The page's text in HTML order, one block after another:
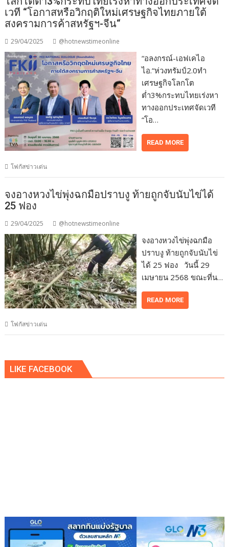
เวที “โอกาสหรือวิกฤติใหม่เศรษฐกิจไทยภายใต้
สงครามการค้าสหรัฐฯ-จีน“
29/04/2025 @hotnewstimeonline
“อลงกรณ์-เอฟเคไอ
ไอ.“ห่วงทรัมป์2.0ทำ
เศรษฐกิจโลกโต
ต่ำ3%กระทบไทยเร่งหา
ทางออกประเทศจัดเวที
“โอ…
READ MORE
โฟกัสข่าวเด่น
จงอางหวงไข่พุ่งฉกมือปราบงู ท้ายถูกจับนับไข่ได้
25 ฟอง
29/04/2025 @hotnewstimeonline
จงอางหวงไข่พุ่งฉกมือ
ปราบงู ท้ายถูกจับนับไข่
ได้ 25 ฟอง วันนี้ 29
เมษายน 2568 ขณะที่น…
READ MORE
โฟกัสข่าวเด่น
LIKE FACEBOOK